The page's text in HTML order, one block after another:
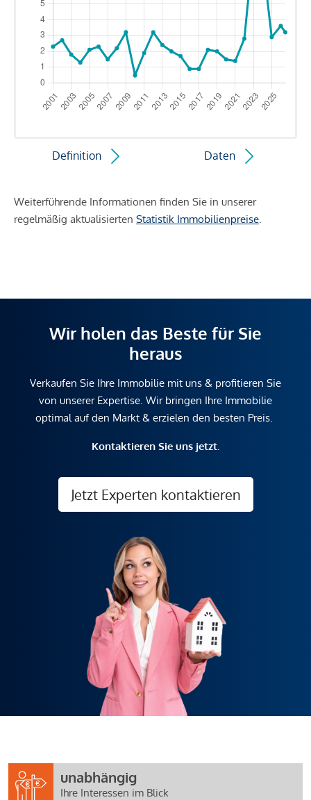
Definition Daten
Weiterführende Informationen finden Sie in unserer
regelmäßig aktualisierten Statistik Immobilienpreise
Wir holen das Beste für Sie
heraus
Verkaufen Sie Ihre Immobilie mit uns & profitieren Sie
von unserer Expertise. Wir bringen Ihre Immobilie
optimal auf den Markt & erzielen den besten Preis.
Kontaktieren Sie uns jetzt.
Jetzt Experten kontaktieren
unabhängig
Ihre Interessen im Blick